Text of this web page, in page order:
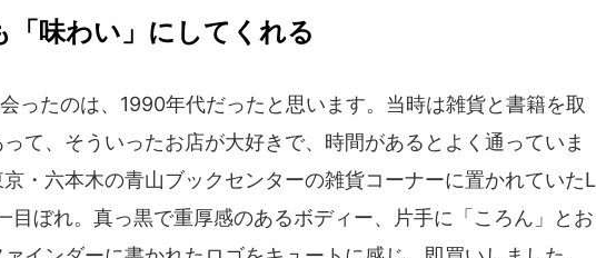
「味わい」にしてくれる
ったのは、1990年代だったと思います。当時は雑貨と書籍を取
て、そういったお店が大好きで、時間があるとよく通っていま
・六本木の青山ブックセンターの雑貨コーナーに置かれていたL
目ぼれ。真っ黒で重厚感のあるボディー、片手に「ころん」とお